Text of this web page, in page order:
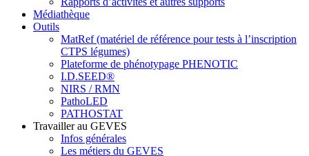
Médiathèque
Outils
MatRef (matériel de référence pour tests à l’inscription
CTPS légumes)
Plateforme de phénotypage PHENOTIC
I.D.SEED®
NIRS / RMN
PathoLED
PATHOSTAT
Travailler au GEVES
Infos générales
Les métiers du GEVES